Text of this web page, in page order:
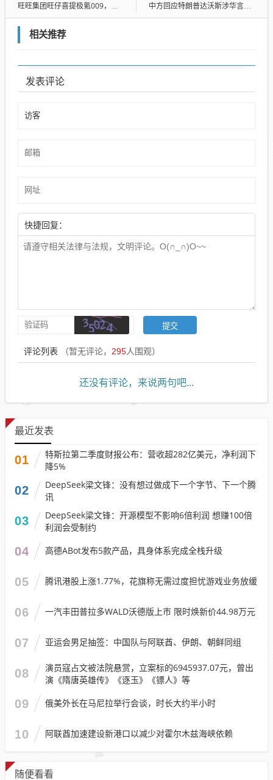
旺旺集团旺仔喜提极氪009，天津机场上演跨界惊喜 中方回应特朗普达沃斯涉华言论，坚定走自主发展之路，推动合作共赢
相关推荐
发表评论
快捷回复：
评论列表 （暂无评论， 295人围观）
还没有评论，来说两句吧...
最近发表
01
特斯拉第二季度财报公布：营收超282亿美元，净利润下
降5%
02
DeepSeek梁文锋：没有想过做成下一个字节、下一个腾
讯
03
DeepSeek梁文锋：开源模型不影响6倍利润 想赚100倍
利润会受制约
04 高德ABot发布5款产品，具身体系完成全栈升级
05 腾讯港股上涨1.77%，花旗称无需过度担忧游戏业务放缓
06 一汽丰田普拉多WALD沃德版上市 限时焕新价44.98万元
07 亚运会男足抽签：中国队与阿联酋、伊朗、朝鲜同组
08
演员寇占文被法院悬赏，立案标的6945937.07元，曾出
演《隋唐英雄传》《逐玉》《镖人》等
09 俄美外长在马尼拉举行会谈，时长大约半小时
10 阿联酋加速建设新港口以减少对霍尔木兹海峡依赖
随便看看